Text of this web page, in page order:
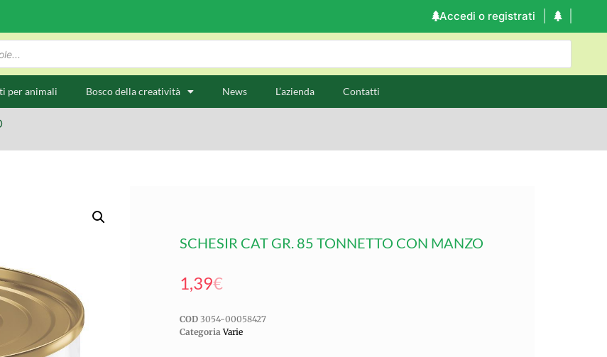
Accedi o registrati
per animali Bosco della creatività News L’azienda Contatti
SCHESIR CAT GR. 85 TONNETTO CON MANZO
1,39€
COD 3054-00058427
Categoria Varie